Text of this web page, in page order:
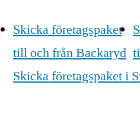
Skicka företagspaket
till och från Backaryd
Skicka företagspaket i